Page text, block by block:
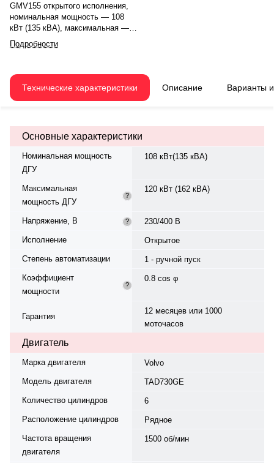
GMV155 открытого исполнения,
номинальная мощность — 108
кВт (135 кВА), максимальная —
120 кВт (162 кВА). Двигатель
Volvo TAD730GE, 6-цилиндровый,
оборотов. Частота вращения —
1500 об/мин. Генератор
генератора — Leroy Somer.
Расход топлива при 100%
бак — 300 л. Время автономной
работы при 75% мощности —
— 1370 кг, габариты:
2400×870×1560 мм.
— 12 месяцев или 1000
моточасов.
Подробности
Технические характеристики Описание Варианты
Основные характеристики
Номинальная мощность
ДГУ
108 кВт(135 кВА)
Максимальная
мощность ДГУ
?
120 кВт (162 кВА)
Напряжение, В ?
230/400 В
Исполнение
Открытое
Степень автоматизации
1 - ручной пуск
Коэффициент
мощности
?
0.8 cos φ
Гарантия
12 месяцев или 1000
моточасов
Двигатель
Марка двигателя
Volvo
Модель двигателя
TAD730GE
Количество цилиндров
6
Расположение цилиндров
Рядное
Частота вращения
двигателя
1500 об/мин